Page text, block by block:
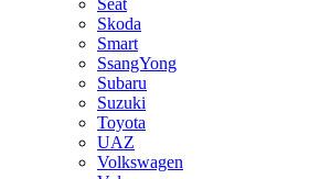
Seat
Skoda
Smart
SsangYong
Subaru
Suzuki
Toyota
UAZ
Volkswagen